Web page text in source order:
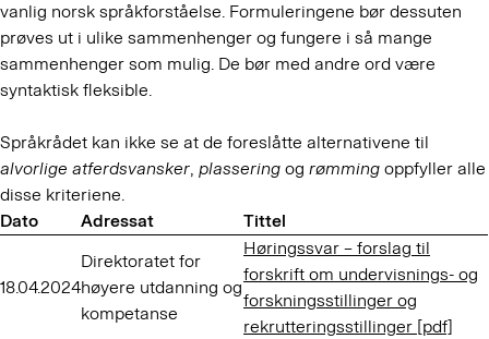
vanlig norsk språkforståelse. Formuleringene bør dessuten
prøves ut i ulike sammenhenger og fungere i så mange
sammenhenger som mulig. De bør med andre ord være
syntaktisk fleksible.
Språkrådet kan ikke se at de foreslåtte alternativene til
alvorlige atferdsvansker, plassering og rømming oppfyller alle
disse kriteriene.
Dato
Adressat Tittel
18.04.2024
Direktoratet for
høyere utdanning og
kompetanse
Høringssvar – forslag til
forskrift om undervisnings- og
forskningsstillinger og
rekrutteringsstillinger [pdf]